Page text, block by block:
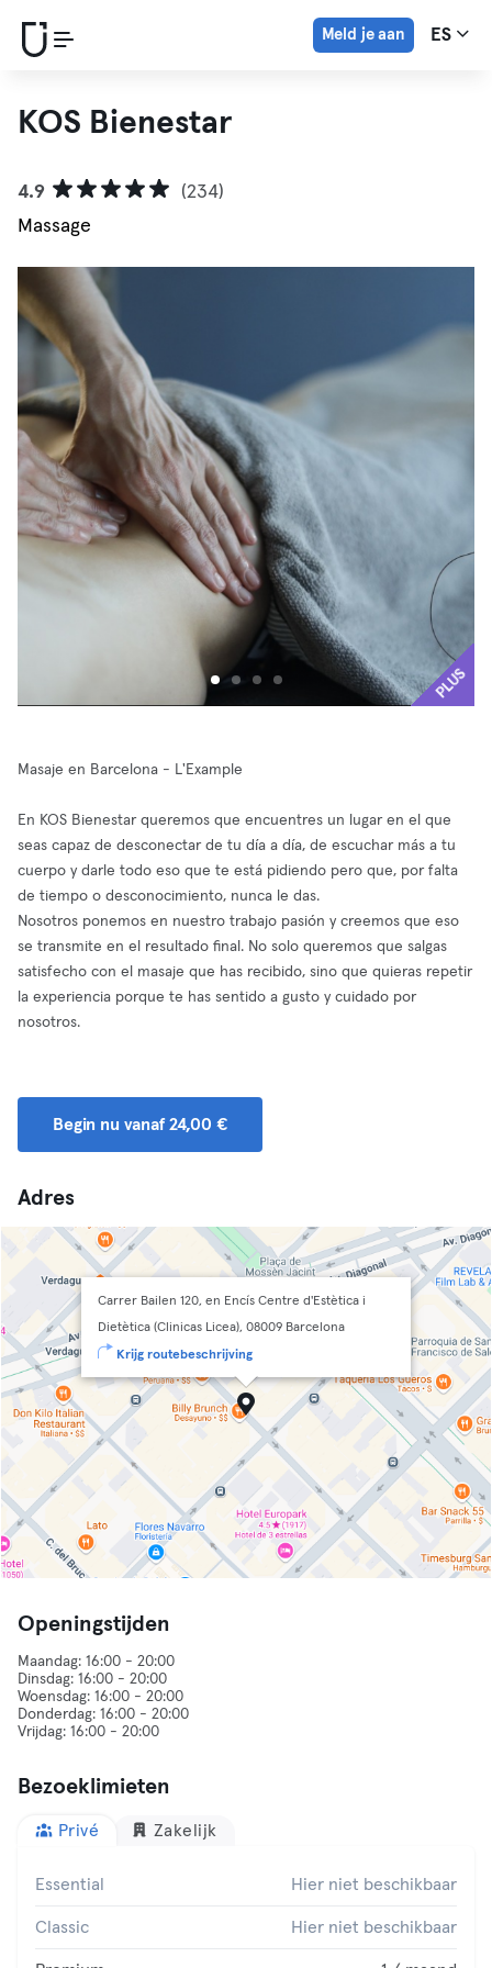
Meld je aan ES
KOS Bienestar
4.9
(234)
Massage
PLUS
Masaje en Barcelona - L'Example
En KOS Bienestar queremos que encuentres un lugar en el que
seas capaz de desconectar de tu día a día, de escuchar más a tu
cuerpo y darle todo eso que te está pidiendo pero que, por falta
de tiempo o desconocimiento, nunca le das.
Nosotros ponemos en nuestro trabajo pasión y creemos que eso
se transmite en el resultado final. No solo queremos que salgas
satisfecho con el masaje que has recibido, sino que quieras repetir
la experiencia porque te has sentido a gusto y cuidado por
nosotros.
Begin nu vanaf 24,00 €
Adres
Carrer Bailen 120, en Encís Centre d'Estètica i
Dietètica (Clinicas Licea), 08009 Barcelona
Krijg routebeschrijving
Openingstijden
Maandag: 16:00 - 20:00
Dinsdag: 16:00 - 20:00
Woensdag: 16:00 - 20:00
Donderdag: 16:00 - 20:00
Bezoeklimieten
Privé Zakelijk
Essential Hier niet beschikbaar
Classic Hier niet beschikbaar